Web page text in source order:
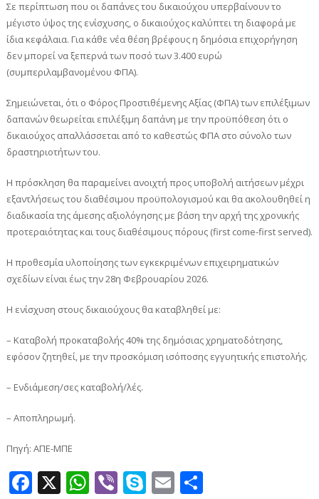
Σε περίπτωση που οι δαπάνες του δικαιούχου υπερβαίνουν το
μέγιστο ύψος της ενίσχυσης, ο δικαιούχος καλύπτει τη διαφορά με
ίδια κεφάλαια. Για κάθε νέα θέση βρέφους η δημόσια επιχορήγηση
δεν μπορεί να ξεπερνά των ποσό των 3.400 ευρώ
(συμπεριλαμβανομένου ΦΠΑ).
Σημειώνεται, ότι ο Φόρος Προστιθέμενης Αξίας (ΦΠΑ) των επιλέξιμων
δαπανών θεωρείται επιλέξιμη δαπάνη με την προϋπόθεση ότι ο
δικαιούχος απαλλάσσεται από το καθεστώς ΦΠΑ στο σύνολο των
δραστηριοτήτων του.
Η πρόσκληση θα παραμείνει ανοιχτή προς υποβολή αιτήσεων μέχρι
εξαντλήσεως του διαθέσιμου προϋπολογισμού και θα ακολουθηθεί η
διαδικασία της άμεσης αξιολόγησης με βάση την αρχή της χρονικής
προτεραιότητας και τους διαθέσιμους πόρους (first come-first served).
Η προθεσμία υλοποίησης των εγκεκριμένων επιχειρηματικών
σχεδίων είναι έως την 28η Φεβρουαρίου 2026.
Η ενίσχυση στους δικαιούχους θα καταβληθεί με:
– Καταβολή προκαταβολής 40% της δημόσιας χρηματοδότησης,
εφόσον ζητηθεί, με την προσκόμιση ισόποσης εγγυητικής επιστολής.
– Ενδιάμεση/σες καταβολή/λές.
– Αποπληρωμή.
Πηγή: ΑΠΕ-ΜΠΕ
Facebook
X WhatsApp
ViberSkype
Email